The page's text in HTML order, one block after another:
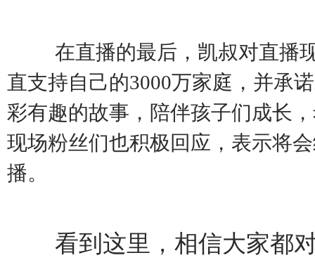
在直播的最后，凯叔对直播
直支持自己的3000万家庭，并承
彩有趣的故事，陪伴孩子们成长
现场粉丝们也积极回应，表示将
播。
看到这里，相信大家都